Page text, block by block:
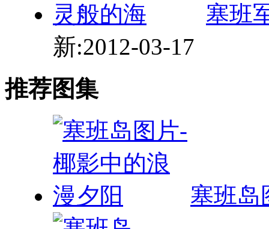
塞班
新:2012-03-17
推荐图集
塞班岛